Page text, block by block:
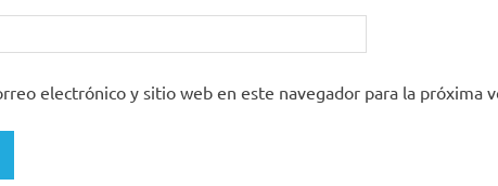
electrónico y sitio web en este navegador para la próxima